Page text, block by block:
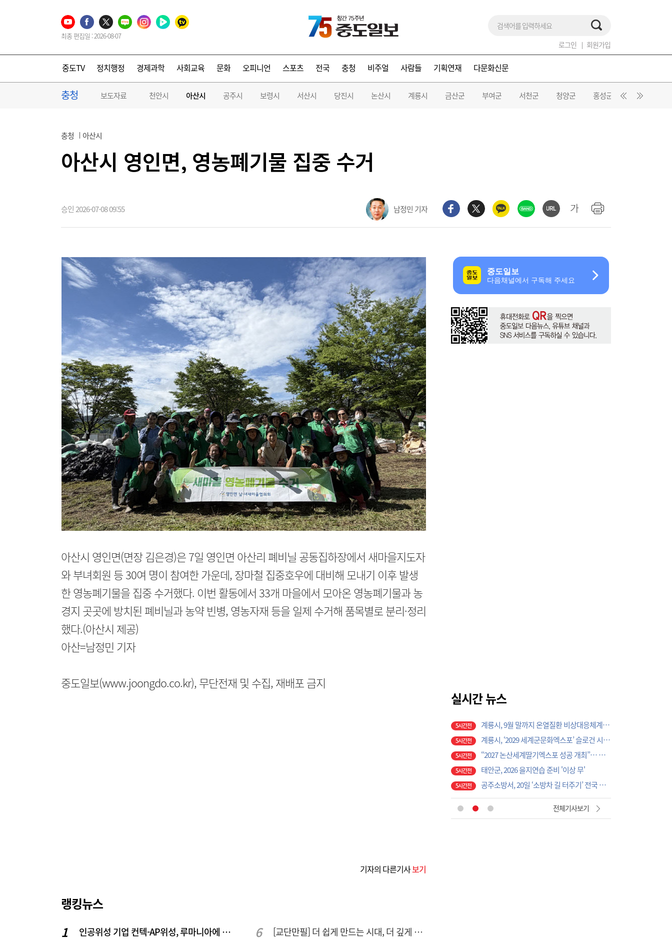
최종 편집일 : 2026-08-07
로그인 회원가입
중도TV 정치행정 경제과학 사회교육 문화 오피니언 스포츠 전국 충청 비주얼 사람들 기획연재 다문화신문
충청 보도자료 천안시 아산시 공주시 보령시 서산시 당진시 논산시 계룡시 금산군 부여군 서천군 청양군 홍성군 예산군
충청 아산시
아산시 영인면, 영농폐기물 집중 수거
승인 2026-07-08 09:55 남정민 기자
아산시 영인면(면장 김은경)은 7일 영인면 아산리 폐비닐 공동집하장에서 새마을지도자
와 부녀회원 등 30여 명이 참여한 가운데, 장마철 집중호우에 대비해 모내기 이후 발생
한 영농폐기물을 집중 수거했다. 이번 활동에서 33개 마을에서 모아온 영농폐기물과 농
경지 곳곳에 방치된 폐비닐과 농약 빈병, 영농자재 등을 일제 수거해 품목별로 분리·정리
했다.(아산시 제공)
아산=남정민 기자
중도일보(www.joongdo.co.kr), 무단전재 및 수집, 재배포 금지
기자의 다른기사보기
랭킹뉴스
인공위성 기업 컨텍-AP위성, 루마니아에 지상국 시스템 전수
[교단만필] 더 쉽게 만드는 시대, 더 깊게 배우는 교육
실시간 뉴스
4시간전
5시간전 계룡시, ‘2029 세계군문화엑스포’ 슬로건 시민 공모전 개최
5시간전 “2027 논산세계딸기엑스포 성공 개최”… 지역 단체·기업 응원 열기 ‘후끈’
5시간전 태안군, 2026 을지연습 준비 '이상 무'
5시간전
5시간전 국립공주대, 현장 맞춤형 3D CAD 금형 설계 직무역량 강화 과정 성료
1시간전 [현장에서 만난 사람]세계 최대 반도체 공정 장비 제조 기업 ASML 한종호 매니저
2시간전 대전교육청 교육국장에 명달호… 9월 1일자 181명 인사
전체기사보기